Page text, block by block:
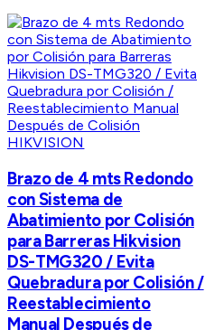
HIKVISION
Brazo de 4 mts Redondo
con Sistema de
Abatimiento por Colisión
para Barreras Hikvision
DS-TMG320 / Evita
Quebradura por Colisión /
Reestablecimiento
Manual Después de